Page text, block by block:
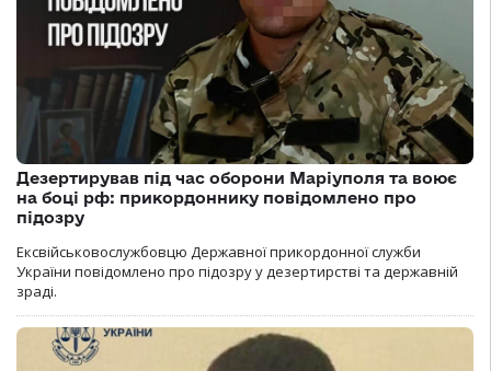
Дезертирував під час оборони Маріуполя та воює
на боці рф: прикордоннику повідомлено про
підозру
Ексвійськовослужбовцю Державної прикордонної служби
України повідомлено про підозру у дезертирстві та державній
зраді.